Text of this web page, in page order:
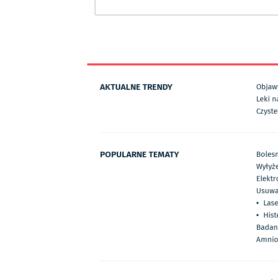
AKTUALNE TRENDY
Leki
POPULARNE TEMATY
•
•